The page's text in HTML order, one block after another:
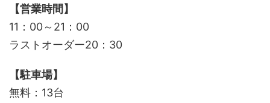
【営業時間】
11：00～21：00
ラストオーダー20：30
【駐車場】
無料：13台